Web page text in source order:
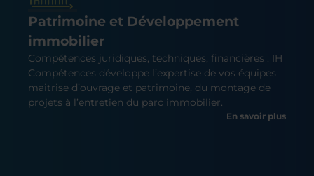
Patrimoine et Développement
immobilier
Compétences juridiques, techniques, financières : IH
Compétences développe l’expertise de vos équipes
maitrise d’ouvrage et patrimoine, du montage de
projets à l’entretien du parc immobilier.
En savoir plus